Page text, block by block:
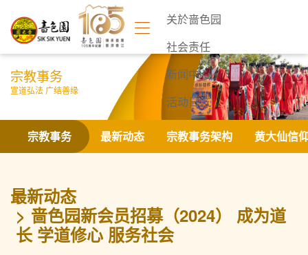
关於啬色园
社会责任
新闻中心
活动日志
联络我们
宗教事务
宣道弘法 广结善缘
宗教事务 最新动态 宗教事务架构 黄大仙信
最新动态
啬色园新会员招募（2024） 成为道
长 学道修心 服务社会